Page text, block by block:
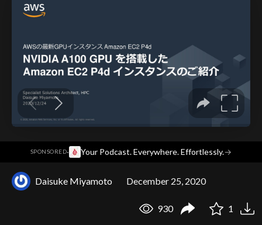
SPONSORED· Your Podcast. Everywhere. Effortlessly.→
Daisuke Miyamoto December 25, 2020
930 1